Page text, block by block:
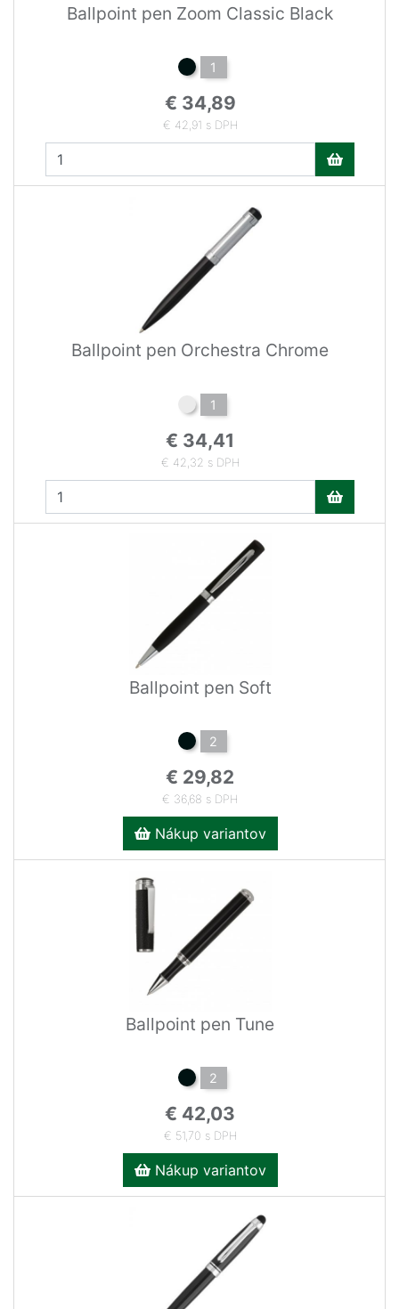
Ballpoint pen Zoom Classic Black
1
€ 34,89
€ 42,91 s DPH
Ballpoint pen Orchestra Chrome
1
€ 34,41
€ 42,32 s DPH
Ballpoint pen Soft
2
€ 29,82
€ 36,68 s DPH
Nákup variantov
Ballpoint pen Tune
2
€ 42,03
€ 51,70 s DPH
Nákup variantov